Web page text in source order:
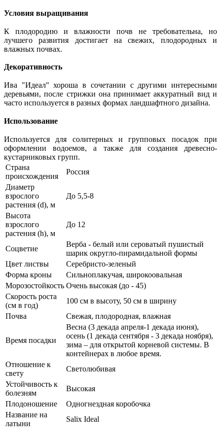
Условия выращивания
К плодородию и влажности почв не требовательна, но
лучшего развития достигает на свежих, плодородных и
влажных почвах.
Декоративность
Ива "Идеал" хороша в сочетании с другими интересными
деревьями, после стрижки она принимает аккуратный вид и
часто используется в разных формах ландшафтного дизайна.
Использование
Используется для солитерных и групповых посадок при
оформлении водоемов, а также для создания древесно-
кустарниковых групп.
Страна
происхождения
Россия
Диаметр
взрослого
растения (d), м
До 5,5-8
Высота
взрослого
растения (h), м
До 12
Соцветие
Верба - белый или сероватый пушистый
шарик округло-пирамидальной формы
Цвет листвы
Серебристо-зеленый
Форма кроны
Сильноплакучая, широкоовальная
Морозостойкость Очень высокая (до - 45)
Скорость роста
(см в год)
100 см в высоту, 50 см в ширину
Почва
Свежая, плодородная, влажная
Время посадки
Весна (3 декада апреля-1 декада июня),
осень (1 декада сентября - 3 декада ноября),
зима – для открытой корневой системы. В
контейнерах в любое время.
Отношение к
свету
Светолюбивая
Устойчивость к
болезням
Высокая
Плодоношение
Одногнездная коробочка
Название на
латыни
Salix Ideal